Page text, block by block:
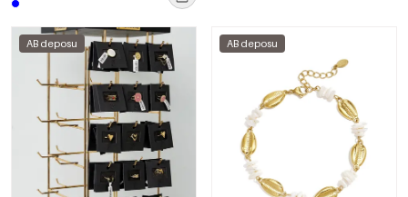
AB deposu AB deposu